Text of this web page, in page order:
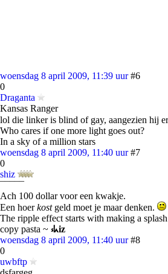
woensdag 8 april 2009, 11:39 uur #6
0
Draganta
Kansas Ranger
lol die linker is blind of gay, aangezien hij
Who cares if one more light goes out?
In a sky of a million stars
woensdag 8 april 2009, 11:40 uur #7
0
shiz
¯¯¯¯¯
Ach 100 dollar voor een kwakje.
Een hoerkostgeld moet je maar denken.
The ripple effect starts with making a
copy pasta ~ ⳽ᖾiz
woensdag 8 april 2009, 11:40 uur #8
0
uwbftp